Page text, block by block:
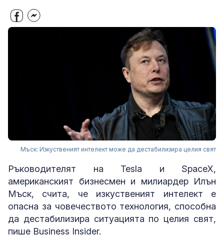
Мъск: Изкуственият интелект може да дестабилизира целия свят
Ръководителят на Tesla и SpaceX,
американският бизнесмен и милиардер Илън
Мъск, счита, че изкуственият интелект е
опасна за човечеството технология, способна
да дестабилизира ситуацията по целия свят,
пише Business Insider.